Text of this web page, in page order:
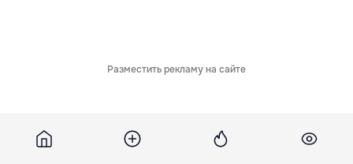
Разместить рекламу на сайте